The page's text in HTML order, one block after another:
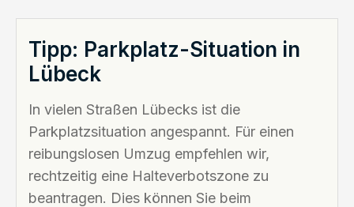
Tipp: Parkplatz-Situation in
Lübeck
In vielen Straßen Lübecks ist die
Parkplatzsituation angespannt. Für einen
reibungslosen Umzug empfehlen wir,
rechtzeitig eine Halteverbotszone zu
beantragen. Dies können Sie beim